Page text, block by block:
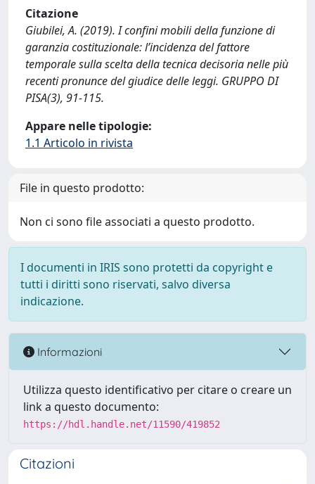
Citazione
Giubilei, A. (2019). I confini mobili della funzione di
garanzia costituzionale: l’incidenza del fattore
temporale sulla scelta della tecnica decisoria nelle più
recenti pronunce del giudice delle leggi. GRUPPO DI
PISA(3), 91-115.
Appare nelle tipologie:
1.1 Articolo in rivista
File in questo prodotto:
Non ci sono file associati a questo prodotto.
I documenti in IRIS sono protetti da copyright e
tutti i diritti sono riservati, salvo diversa
indicazione.
Informazioni
Utilizza questo identificativo per citare o creare un
link a questo documento:
https://hdl.handle.net/11590/419852
Citazioni